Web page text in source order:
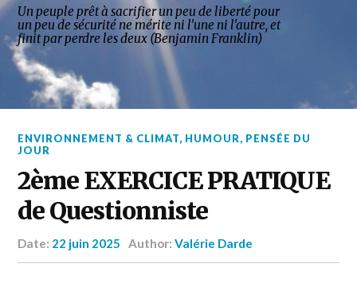
Un peuple prêt à sacrifier un peu de liberté pour
un peu de sécurité ne mérite ni l'une ni l'autre, et
finit par perdre les deux (Benjamin Franklin)
ENVIRONNEMENT & CLIMAT, HUMOUR, PENSÉE DU
JOUR
2ème EXERCICE PRATIQUE
de Questionniste
Date: 22 juin 2025 Author:Valérie Darde